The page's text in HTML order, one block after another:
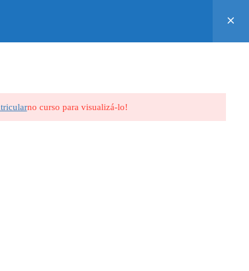
no curso para visualizá-lo!